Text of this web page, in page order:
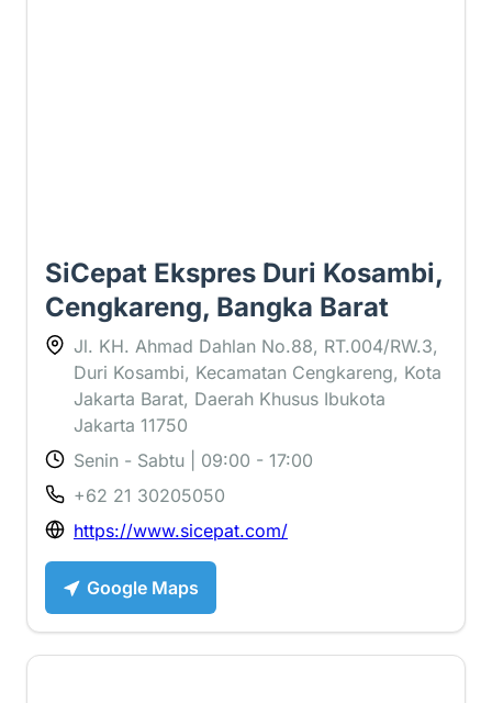
SiCepat Ekspres Duri Kosambi,
Cengkareng, Bangka Barat
Jl. KH. Ahmad Dahlan No.88, RT.004/RW.3,
Duri Kosambi, Kecamatan Cengkareng, Kota
Jakarta Barat, Daerah Khusus Ibukota
Jakarta 11750
Senin - Sabtu | 09:00 - 17:00
+62 21 30205050
https://www.sicepat.com/
Google Maps